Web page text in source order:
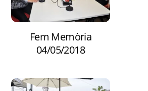
Fem Memòria
04/05/2018